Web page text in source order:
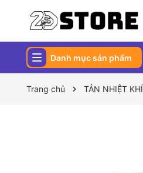
Danh mục sản phẩm
Trang chủ TẢN NHIỆT KHÍ